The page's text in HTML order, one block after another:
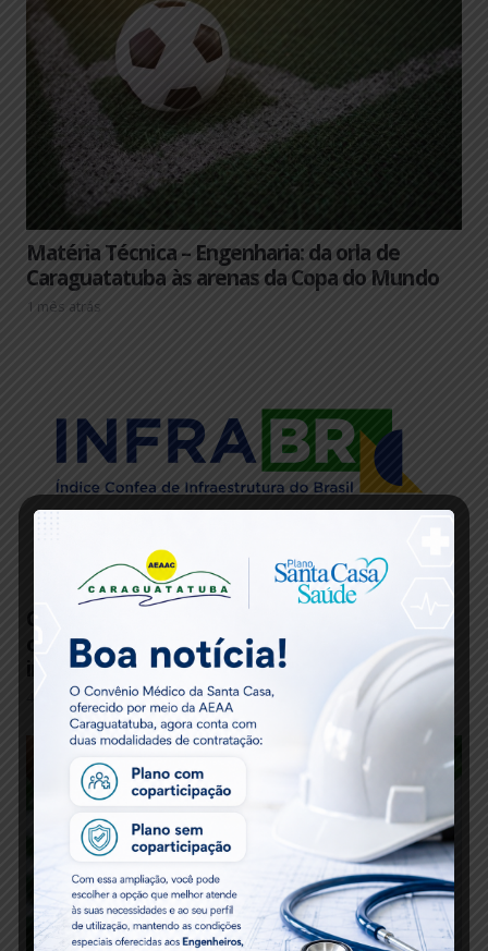
Matéria Técnica – Engenharia: da orla de
Caraguatatuba às arenas da Copa do Mundo
1 mês atrás
Conheça, em detalhes, a plataforma Infra-BR,
criada pelo Confea para monitorar a
infraestrutura do país
4 meses atrás